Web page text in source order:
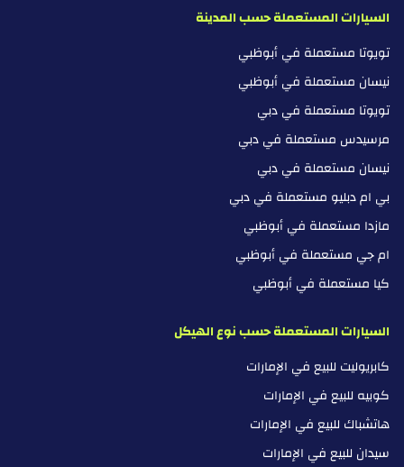
السيارات المستعملة حسب المدينة
تويوتا مستعملة في أبوظبي
نيسان مستعملة في أبوظبي
تويوتا مستعملة في دبي
مرسيدس مستعملة في دبي
نيسان مستعملة في دبي
بي ام دبليو مستعملة في دبي
مازدا مستعملة في أبوظبي
ام جي مستعملة في أبوظبي
كيا مستعملة في أبوظبي
السيارات المستعملة حسب نوع الهيكل
كابريوليت للبيع في الإمارات
كوبيه للبيع في الإمارات
هاتشباك للبيع في الإمارات
سيدان للبيع في الإمارات